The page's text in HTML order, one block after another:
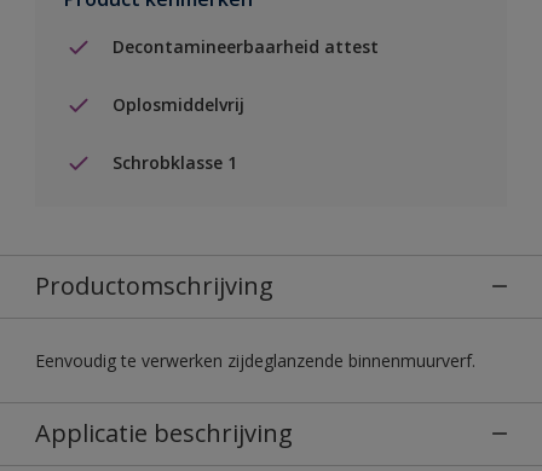
Decontamineerbaarheid attest
Oplosmiddelvrij
Schrobklasse 1
Productomschrijving
Eenvoudig te verwerken zijdeglanzende binnenmuurverf.
Applicatie beschrijving